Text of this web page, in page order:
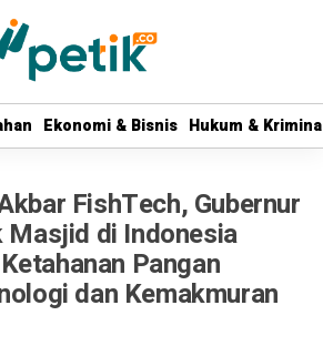
Ekonomi & Bisnis Hukum &
Ekonomi & Bisnis Hukum &
FishTech, Gubernur
di Indonesia
Pangan
dan Kemakmuran